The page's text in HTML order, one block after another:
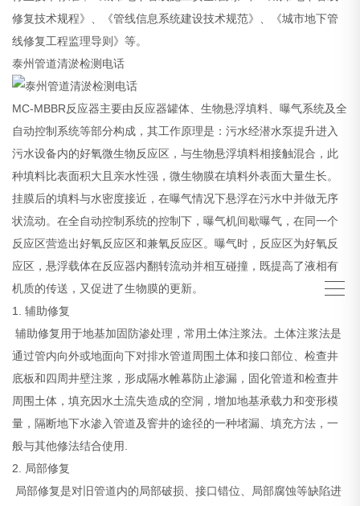
修复技术规程》、《管线信息系统建设技术规范》、《城市地下管
线修复工程监理导则》等。
泰州管道清淤检测电话
MC-MBBR反应器主要由反应器罐体、生物悬浮填料、曝气系统及全
自动控制系统等部分构成，其工作原理是：污水经潜水泵提升进入
污水设备内的好氧微生物反应区，与生物悬浮填料相接触混合，此
种填料比表面积大且亲水性强，微生物膜在填料外表面大量生长。
挂膜后的填料与水密度接近，在曝气情况下悬浮在污水中并做无序
状流动。在全自动控制系统的控制下，曝气机间歇曝气，在同一个
反应区营造出好氧反应区和兼氧反应区。曝气时，反应区为好氧反
应区，悬浮载体在反应器内翻转流动并相互碰撞，既提高了液相有
机质的传送，又促进了生物膜的更新。
1. 辅助修复
辅助修复用于地基加固防渗处理，常用土体注浆法。土体注浆法是
通过管内向外或地面向下对排水管道周围土体和接口部位、检查井
底板和四周井壁注浆，形成隔水帷幕防止渗漏，固化管道和检查井
周围土体，填充因水土流失造成的空洞，增加地基承载力和变形模
量，隔断地下水渗入管道及窨井的途径的一种堵漏、填充方法，一
般与其他修法结合使用.
2. 局部修复
局部修复是对旧管道内的局部破损、接口错位、局部腐蚀等缺陷进